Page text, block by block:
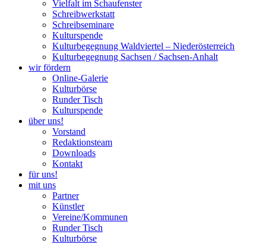
Vielfalt im Schaufenster
Schreibwerkstatt
Schreibseminare
Kulturspende
Kulturbegegnung Waldviertel – Niederösterreich
Kulturbegegnung Sachsen / Sachsen-Anhalt
wir fördern
Online-Galerie
Kulturbörse
Runder Tisch
Kulturspende
über uns!
Vorstand
Redaktionsteam
Downloads
Kontakt
für uns!
mit uns
Partner
Künstler
Vereine/Kommunen
Runder Tisch
Kulturbörse